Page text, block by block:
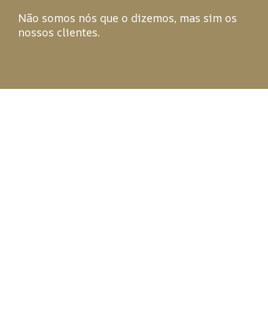
Não somos nós que o dizemos, mas sim os
nossos clientes.